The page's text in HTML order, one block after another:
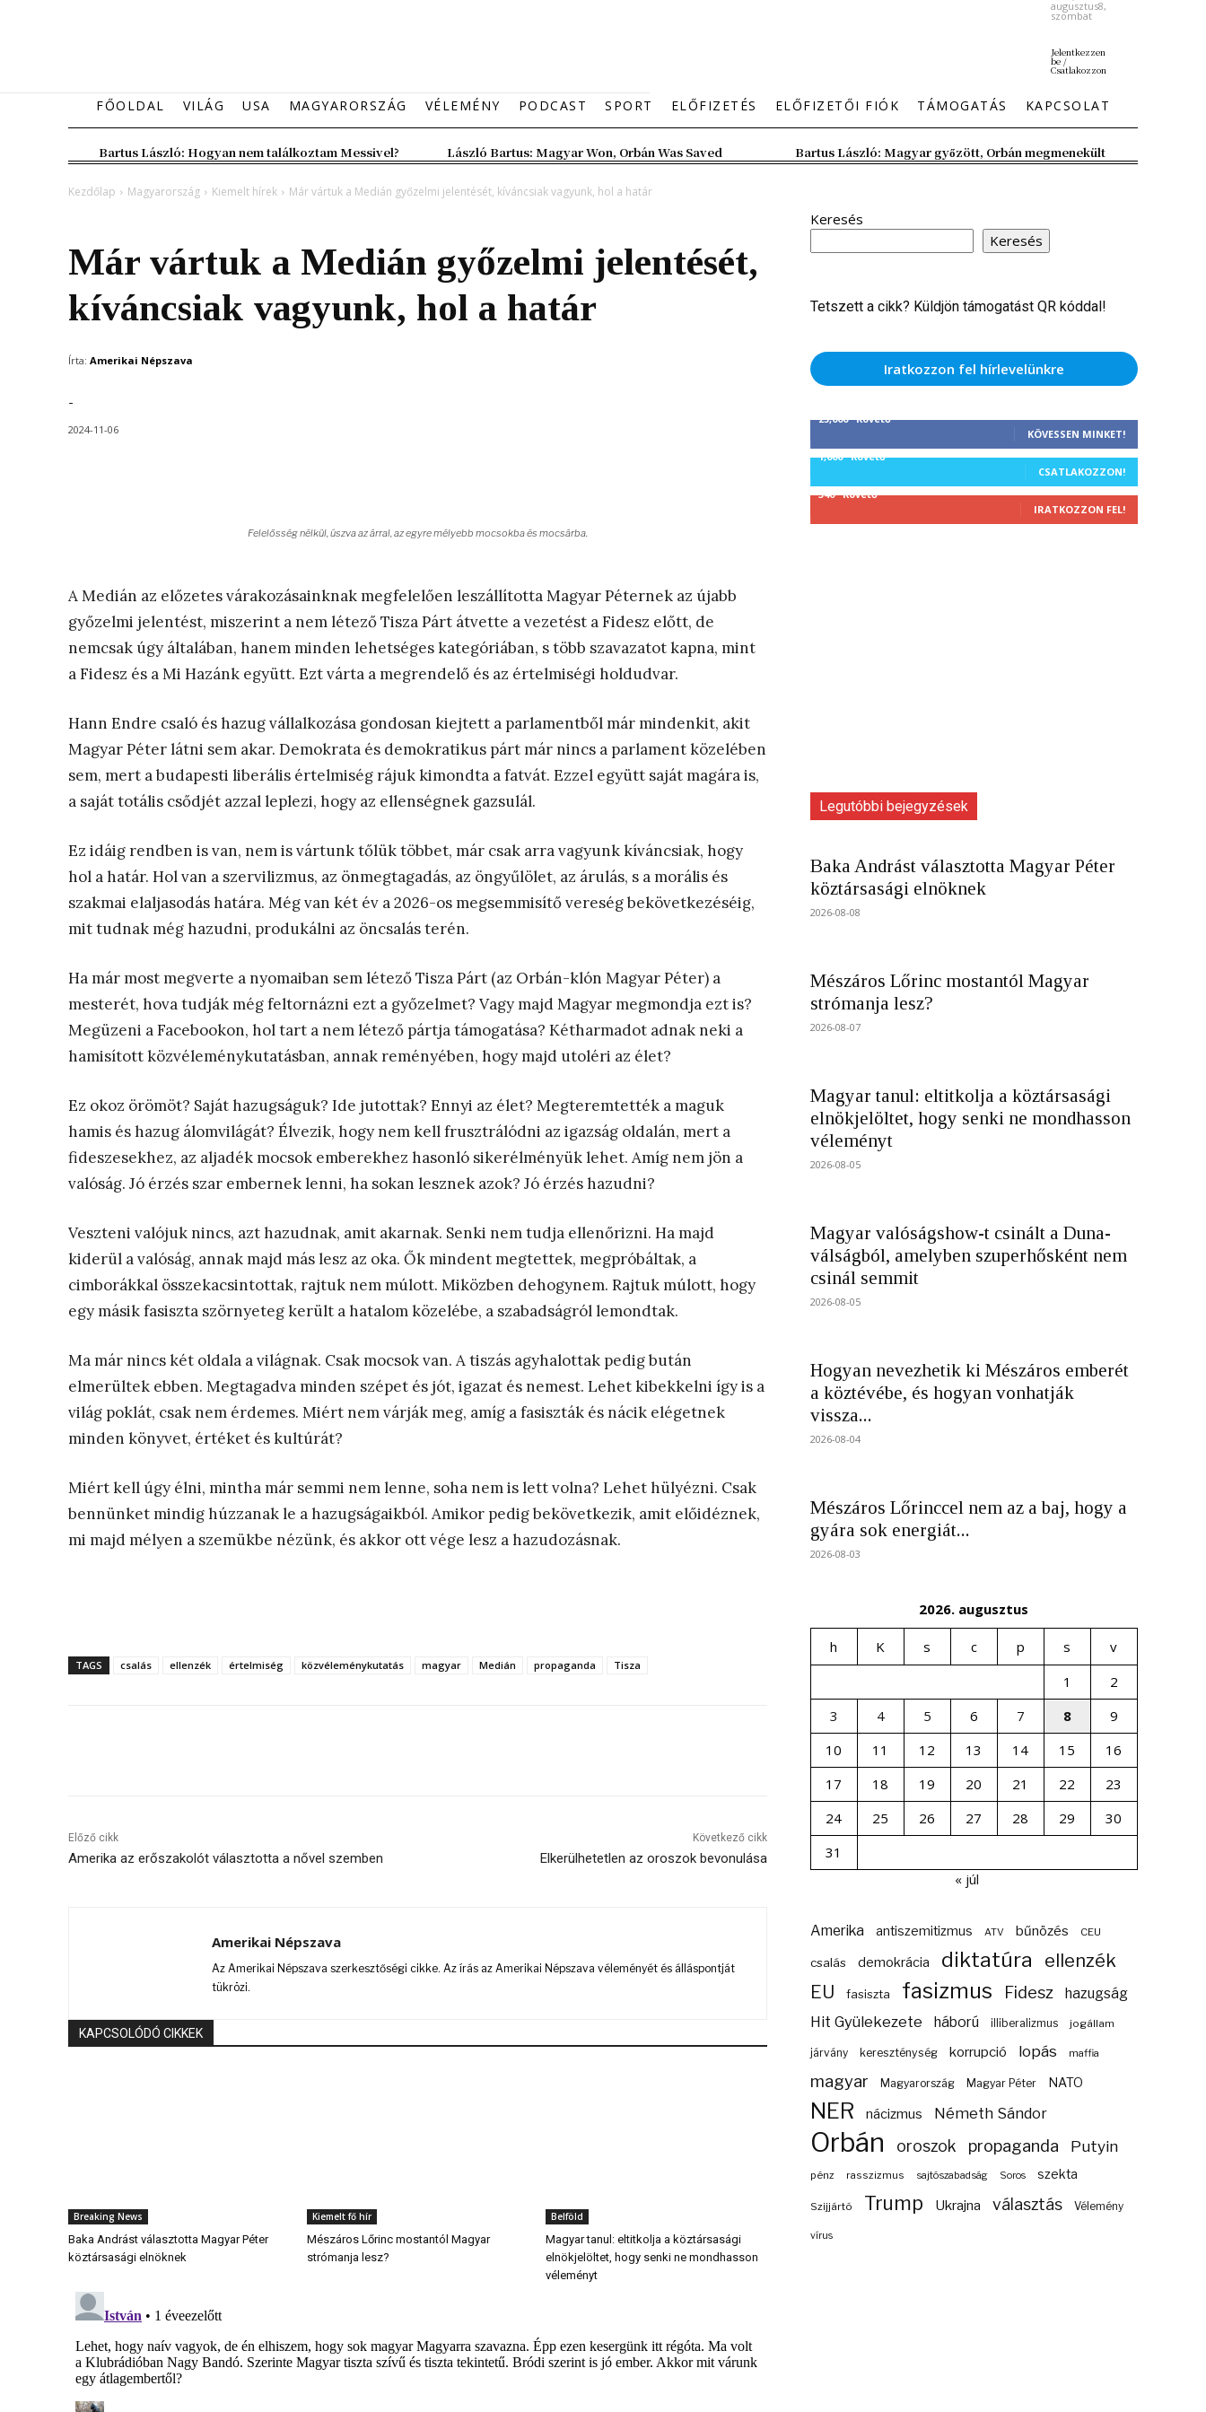
augusztus8,
szombat
Jelentkezzen
be /
Csatlakozzon
FŐOLDAL VILÁG USA MAGYARORSZÁG VÉLEMÉNY PODCAST SPORT ELŐFIZETÉS ELŐFIZETŐI FIÓK TÁMOGATÁS KAPCSOLAT
Bartus László: Hogyan nem találkoztam Messivel? László Bartus: Magyar Won, Orbán Was Saved Bartus László: Magyar győzött, Orbán megmenekült
Kezdőlap Magyarország Kiemelt hírek Már vártuk a Medián győzelmi jelentését, kíváncsiak vagyunk, hol a határ
Már vártuk a Medián győzelmi jelentését,
kíváncsiak vagyunk, hol a határ
Írta: Amerikai Népszava
-
2024-11-06
Felelősség nélkül, úszva az árral, az egyre mélyebb mocsokba és mocsárba.
A Medián az előzetes várakozásainknak megfelelően leszállította Magyar Péternek az újabb
győzelmi jelentést, miszerint a nem létező Tisza Párt átvette a vezetést a Fidesz előtt, de
nemcsak úgy általában, hanem minden lehetséges kategóriában, s több szavazatot kapna, mint
a Fidesz és a Mi Hazánk együtt. Ezt várta a megrendelő és az értelmiségi holdudvar.
Hann Endre csaló és hazug vállalkozása gondosan kiejtett a parlamentből már mindenkit, akit
Magyar Péter látni sem akar. Demokrata és demokratikus párt már nincs a parlament közelében
sem, mert a budapesti liberális értelmiség rájuk kimondta a fatvát. Ezzel együtt saját magára is,
a saját totális csődjét azzal leplezi, hogy az ellenségnek gazsulál.
Ez idáig rendben is van, nem is vártunk tőlük többet, már csak arra vagyunk kíváncsiak, hogy
hol a határ. Hol van a szervilizmus, az önmegtagadás, az öngyűlölet, az árulás, s a morális és
szakmai elaljasodás határa. Még van két év a 2026-os megsemmisítő vereség bekövetkezéséig,
mit tudnak még hazudni, produkálni az öncsalás terén.
Ha már most megverte a nyomaiban sem létező Tisza Párt (az Orbán-klón Magyar Péter) a
mesterét, hova tudják még feltornázni ezt a győzelmet? Vagy majd Magyar megmondja ezt is?
Megüzeni a Facebookon, hol tart a nem létező pártja támogatása? Kétharmadot adnak neki a
hamisított közvéleménykutatásban, annak reményében, hogy majd utoléri az élet?
Ez okoz örömöt? Saját hazugságuk? Ide jutottak? Ennyi az élet? Megteremtették a maguk
hamis és hazug álomvilágát? Élvezik, hogy nem kell frusztrálódni az igazság oldalán, mert a
fideszesekhez, az aljadék mocsok emberekhez hasonló sikerélményük lehet. Amíg nem jön a
valóság. Jó érzés szar embernek lenni, ha sokan lesznek azok? Jó érzés hazudni?
Veszteni valójuk nincs, azt hazudnak, amit akarnak. Senki nem tudja ellenőrizni. Ha majd
kiderül a valóság, annak majd más lesz az oka. Ők mindent megtettek, megpróbáltak, a
cimborákkal összekacsintottak, rajtuk nem múlott. Miközben dehogynem. Rajtuk múlott, hogy
egy másik fasiszta szörnyeteg került a hatalom közelébe, a szabadságról lemondtak.
Ma már nincs két oldala a világnak. Csak mocsok van. A tiszás agyhalottak pedig bután
elmerültek ebben. Megtagadva minden szépet és jót, igazat és nemest. Lehet kibekkelni így is a
világ poklát, csak nem érdemes. Miért nem várják meg, amíg a fasiszták és nácik elégetnek
minden könyvet, értéket és kultúrát?
Miért kell úgy élni, mintha már semmi nem lenne, soha nem is lett volna? Lehet hülyézni. Csak
bennünket mindig húzzanak le a hazugságaikból. Amikor pedig bekövetkezik, amit előidéznek,
mi majd mélyen a szemükbe nézünk, és akkor ott vége lesz a hazudozásnak.
TAGS csalás ellenzék értelmiség közvéleménykutatás magyar Medián propaganda Tisza
Előző cikk
Amerika az erőszakolót választotta a nővel szemben
Következő cikk
Elkerülhetetlen az oroszok bevonulása
Amerikai Népszava
Az Amerikai Népszava szerkesztőségi cikke. Az írás az Amerikai Népszava véleményét és álláspontját
tükrözi.
KAPCSOLÓDÓ CIKKEK
Breaking News
Baka Andrást választotta Magyar Péter
köztársasági elnöknek
Kiemelt fő hír
Mészáros Lőrinc mostantól Magyar
strómanja lesz?
Belföld
Magyar tanul: eltitkolja a köztársasági
elnökjelöltet, hogy senki ne mondhasson
véleményt
Keresés
Keresés
Tetszett a cikk? Küldjön támogatást QR kóddal!
Iratkozzon fel hírlevelünkre
25,000 Követő
KÖVESSEN MINKET!
1,000 Követő
CSATLAKOZZON!
340 Követő
IRATKOZZON FEL!
Legutóbbi bejegyzések
Baka Andrást választotta Magyar Péter
köztársasági elnöknek
2026-08-08
Mészáros Lőrinc mostantól Magyar
strómanja lesz?
2026-08-07
Magyar tanul: eltitkolja a köztársasági
elnökjelöltet, hogy senki ne mondhasson
véleményt
2026-08-05
Magyar valóságshow-t csinált a Duna-
válságból, amelyben szuperhősként nem
csinál semmit
2026-08-05
Hogyan nevezhetik ki Mészáros emberét
a köztévébe, és hogyan vonhatják
vissza...
2026-08-04
Mészáros Lőrinccel nem az a baj, hogy a
gyára sok energiát...
2026-08-03
2026. augusztus
h K s c p s
v
1
2
3
4 5 6 7 8
9
10
11 12 13 14 15
16
17
18 19 20 21 22
23
24
25 26 27 28 29
30
31
« júl
Amerika antiszemitizmus ATV bűnözés CEU
csalás demokrácia diktatúra ellenzék
EU fasiszta fasizmus Fidesz hazugság
Hit Gyülekezete háború illiberalizmus jogállam
járvány kereszténység korrupció lopás maffia
magyar Magyarország Magyar Péter NATO
NER nácizmus Németh Sándor
Orbán oroszok propaganda Putyin
pénz rasszizmus sajtószabadság Soros szekta
Szijjártó Trump Ukrajna választás Vélemény
vírus